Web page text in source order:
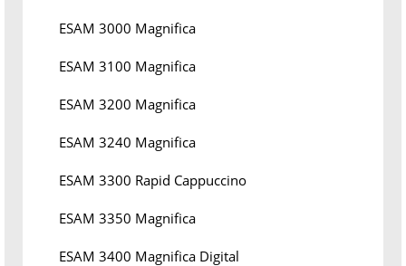
ESAM 3000 Magnifica
ESAM 3100 Magnifica
ESAM 3200 Magnifica
ESAM 3240 Magnifica
ESAM 3300 Rapid Cappuccino
ESAM 3350 Magnifica
ESAM 3400 Magnifica Digital